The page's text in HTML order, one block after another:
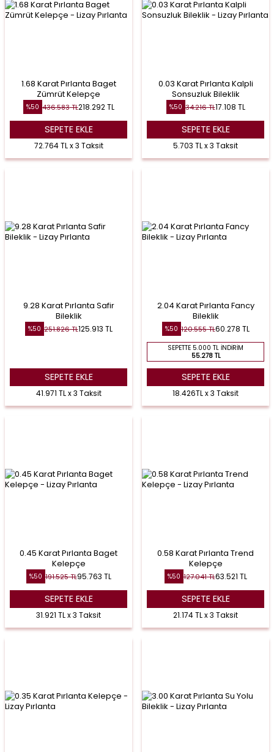
1.68 Karat Pırlanta Baget
Zümrüt Kelepçe
%50 436.583TL218.292TL
SEPETE EKLE
72.764 TL x 3 Taksit
0.03 Karat Pırlanta Kalpli
Sonsuzluk Bileklik
%50 34.216TL17.108 TL
SEPETE EKLE
5.703 TL x 3 Taksit
9.28 Karat Pırlanta Safir
Bileklik
%50 251.826TL125.913 TL
SEPETE EKLE
41.971 TL x 3 Taksit
2.04 Karat Pırlanta Fancy
Bileklik
%50 120.555TL60.278 TL
SEPETTE 5.000 TL İNDIRIM
55.278 TL
SEPETE EKLE
18.426TL x 3 Taksit
0.45 Karat Pırlanta Baget
Kelepçe
%50 191.525TL95.763 TL
SEPETE EKLE
31.921 TL x 3 Taksit
0.58 Karat Pırlanta Trend
Kelepçe
%50 127.041TL63.521 TL
SEPETE EKLE
21.174 TL x 3 Taksit